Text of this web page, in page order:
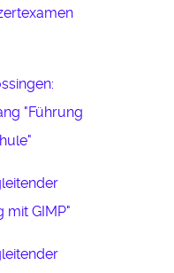
"Führung
mit GIMP"